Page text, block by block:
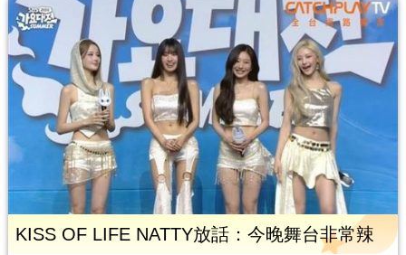
KISS OF LIFE NATTY放話：今晚舞台非常辣